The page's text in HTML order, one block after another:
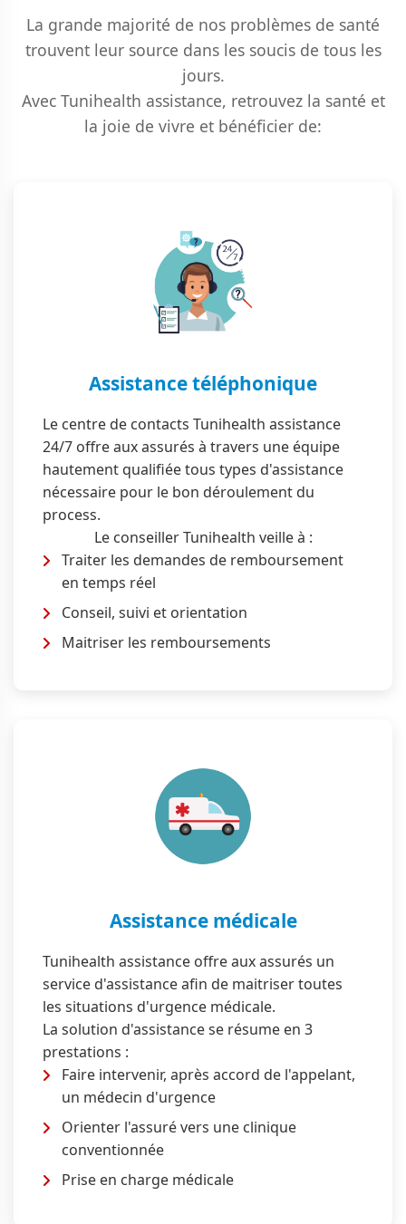
La grande majorité de nos problèmes de santé
trouvent leur source dans les soucis de tous les
jours.
Avec Tunihealth assistance, retrouvez la santé et
la joie de vivre et bénéficier de:
Assistance téléphonique
Le centre de contacts Tunihealth assistance
24/7 offre aux assurés à travers une équipe
hautement qualifiée tous types d'assistance
nécessaire pour le bon déroulement du
process.
Le conseiller Tunihealth veille à :
Traiter les demandes de remboursement
en temps réel
Conseil, suivi et orientation
Maitriser les remboursements
Assistance médicale
Tunihealth assistance offre aux assurés un
service d'assistance afin de maitriser toutes
les situations d'urgence médicale.
La solution d'assistance se résume en 3
prestations :
Faire intervenir, après accord de l'appelant,
un médecin d'urgence
Orienter l'assuré vers une clinique
conventionnée
Prise en charge médicale